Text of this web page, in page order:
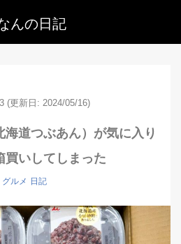
んの日記
(更新日: 2024/05/16)
道つぶあん）が気に入り
買いしてしまった
グルメ 日記